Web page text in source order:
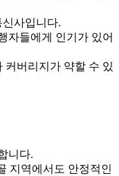
사입니다.
자들에게 인기가 있어
커버리지가 약할 수 있
니다.
지역에서도 안정적인